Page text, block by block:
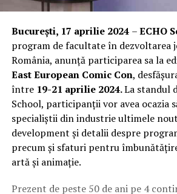
București, 17 aprilie 2024 –ECHO
program de facultate în dezvoltarea
România, anunță participarea sa la
East European Comic Con,
între 19-21 aprilie 2024.La standul
School, participanții vor avea ocazia
specialiștii din industrie ultimele
development și detalii despre
precum și sfaturi pentru
artă și animație.
Prezent de peste 50 de ani pe 4